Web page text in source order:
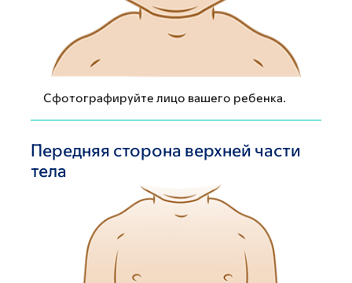
Сфотографируйте лицо вашего ребенка.
Передняя сторона верхней части
тела